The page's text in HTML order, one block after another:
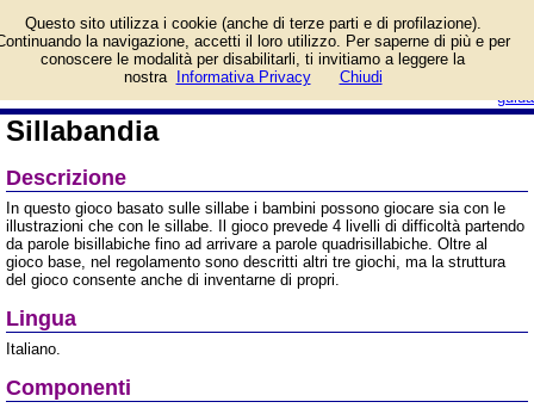
guida
Sillabandia e prezzo di
vendita. Prodotto da
Sillabandia
Descrizione
In questo gioco basato sulle sillabe i bambini possono giocare sia con le
illustrazioni che con le sillabe. Il gioco prevede 4 livelli di difficoltà partendo
da parole bisillabiche fino ad arrivare a parole quadrisillabiche. Oltre al
gioco base, nel regolamento sono descritti altri tre giochi, ma la struttura
del gioco consente anche di inventarne di propri.
Lingua
Italiano.
Componenti
Questo sito utilizza i cookie (anche di terze parti e di profilazione).
la navigazione, accetti il loro utilizzo. Per saperne di più e per
conoscere le modalità per disabilitarli, ti invitiamo a leggere la
nostra
Informativa Privacy Chiudi